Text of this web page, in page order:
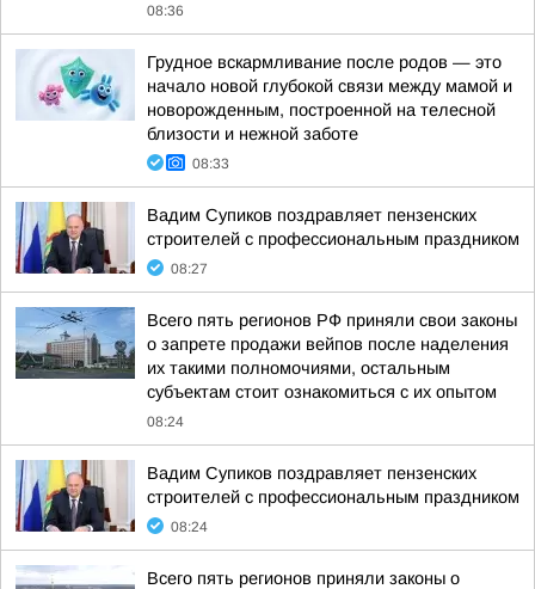
08:36
Грудное вскармливание после родов — это
начало новой глубокой связи между мамой и
новорожденным, построенной на телесной
близости и нежной заботе
08:33
Вадим Супиков поздравляет пензенских
строителей с профессиональным праздником
08:27
Всего пять регионов РФ приняли свои законы
о запрете продажи вейпов после наделения
их такими полномочиями, остальным
субъектам стоит ознакомиться с их опытом
08:24
Вадим Супиков поздравляет пензенских
строителей с профессиональным праздником
08:24
Всего пять регионов приняли законы о